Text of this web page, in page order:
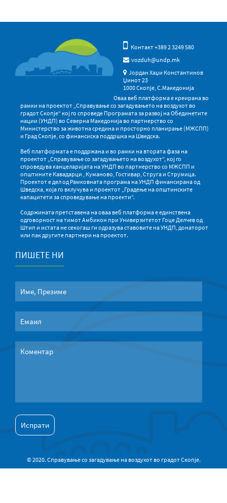
Контакт +389 2 3249 580
vozduh@undp.mk
Јордан Хаџи Константинов
Џинот 23
1000 Скопје, С.Македонија
Оваа веб платформа е креирана во
рамки на проектот „Справување со загадувањето на воздухот во
градот Скопје“ кој го спроведе Програмата за развој на Обединетите
нации (УНДП) во Северна Македонија во партнерство со
Министерство за животна средина и просторно планирање (МЖСПП)
и Град Скопје, со финансиска поддршка на Шведска.
Веб платформата е поддржана и во рамки на втората фаза на
проектот „Справување со загадувањето на воздухот“, кој го
спроведува канцеларијата на УНДП во партнерство со МЖСПП и
општините Кавадарци , Куманово, Гостивар, Струга и Струмица.
Проектот е дел од Рамковната програма на УНДП финансирана од
Шведска, која го вклучува и проектот „Градење на општинските
капацитети за спроведување на проекти“.
Содржината претставена на оваа веб платформа е единствена
одговорност на тимот Амбикон при Универзитетот Гоце Делчев од
Штип и истата не секогаш ги одразува ставовите на УНДП, донаторот
или пак другите партнери на проектот.
ПИШЕТЕ НИ
© 2020. Справување со загадување на воздухот во градот Скопје.